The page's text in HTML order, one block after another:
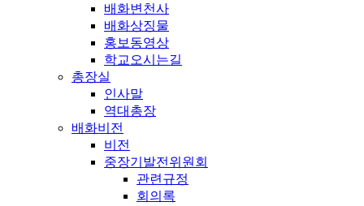
배화변천사
배화상징물
홍보동영상
학교오시는길
총장실
인사말
역대총장
배화비전
비전
중장기발전위원회
관련규정
회의록